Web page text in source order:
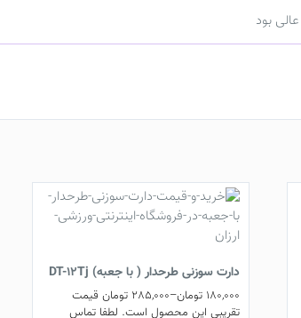
بود
دارت سوزنی طرحدار ( با جعبه) DT-12Tj
180,000 تومان–
285,000 تومانقیمت
تقریبی این محصول است. لطفا تماس